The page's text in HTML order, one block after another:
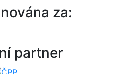
za:
partner